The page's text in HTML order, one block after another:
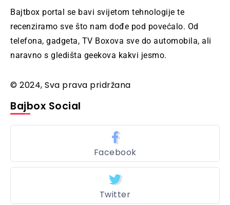
Bajtbox portal se bavi svijetom tehnologije te
recenziramo sve što nam dođe pod povećalo. Od
telefona, gadgeta, TV Boxova sve do automobila, ali
naravno s gledišta geekova kakvi jesmo.
© 2024, Sva prava pridržana
Bajbox Social
Facebook
Twitter